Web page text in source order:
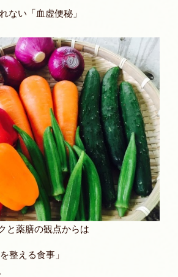
ない「血虚便秘」
と薬膳の観点からは
整える食事」